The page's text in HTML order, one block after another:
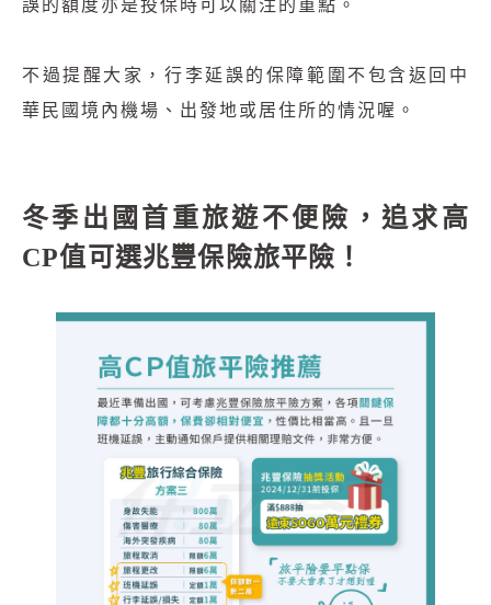
誤的額度亦是投保時可以關注的重點。
不過提醒大家，行李延誤的保障範圍不包含返回中
華民國境內機場、出發地或居住所的情況喔。
冬季出國首重旅遊不便險，追求高
CP值可選兆豐保險旅平險！